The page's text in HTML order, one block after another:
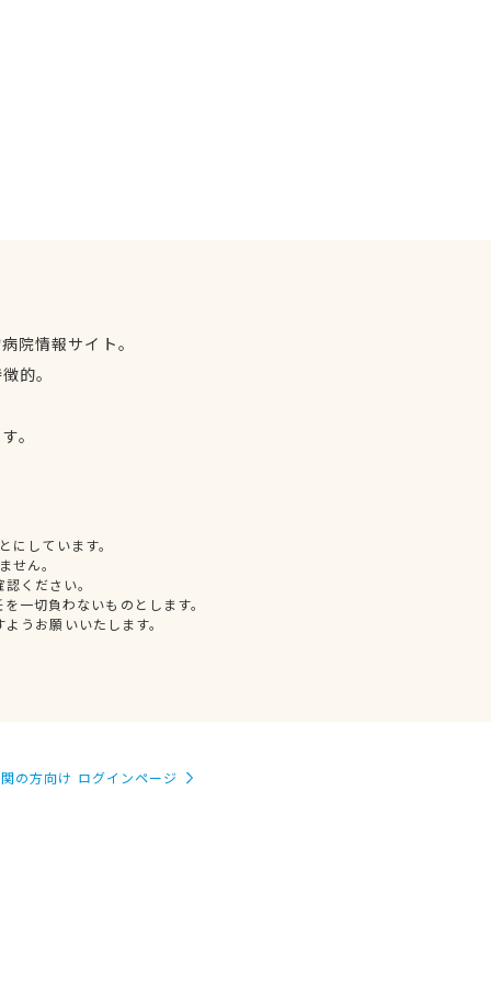
院情報サイト。
的。
。
しています。
せん。
ください。
一切負わないものとします。
うお願いいたします。
の方向け ログインページ